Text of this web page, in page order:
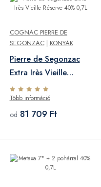
COGNAC PIERRE DE
SEGONZAC| KONYAK
Pierre de Segonzac
Extra Irès Vieille
Réserve 40% 0,7L
Több információ
od 81 709 Ft